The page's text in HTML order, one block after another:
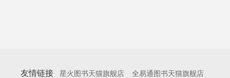
友情链接 星火图书天猫旗舰店 全易通图书天猫旗舰店